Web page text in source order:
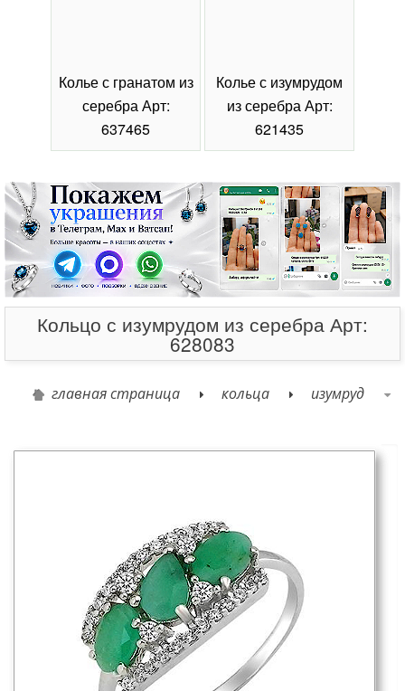
Колье с гранатом из
серебра Арт:
637465
Колье с изумрудом
из серебра Арт:
621435
Кольцо с изумрудом из серебра Арт:
628083
главная страница кольца изумруд